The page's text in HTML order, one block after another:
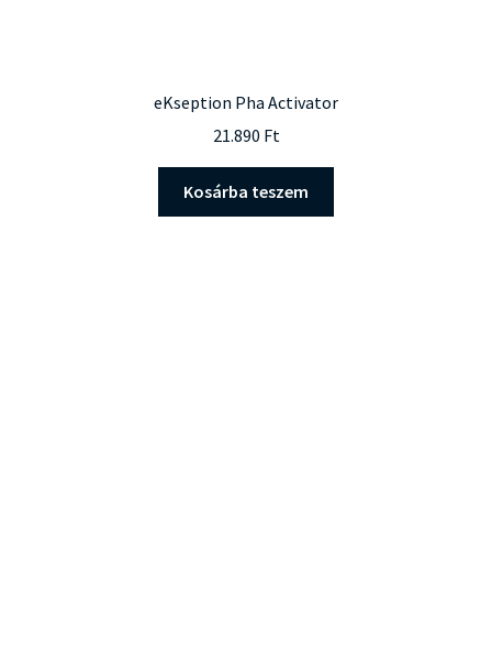
eKseption Pha Activator
21.890 Ft
Kosárba teszem